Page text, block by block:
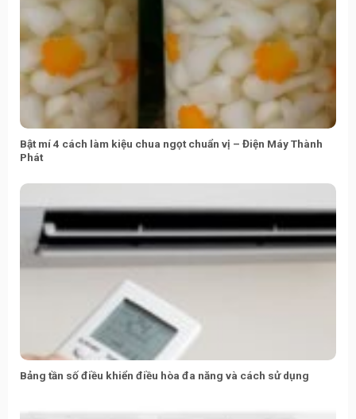
Bật mí 4 cách làm kiệu chua ngọt chuẩn vị – Điện Máy Thành
Phát
Bảng tần số điều khiển điều hòa đa năng và cách sử dụng